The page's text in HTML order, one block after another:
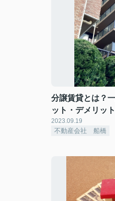
分譲賃貸とは？
ット・デメリッ
2023.09.19
不動産会社 船橋